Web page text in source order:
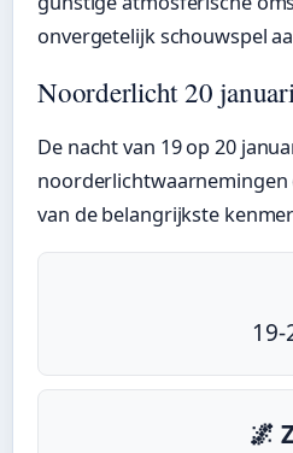
onvergetelijk schouwspel
Noorderlicht 20
De nacht van 19 op 20
noorderlichtwaarnemingen
van de belangrijkste
🌌